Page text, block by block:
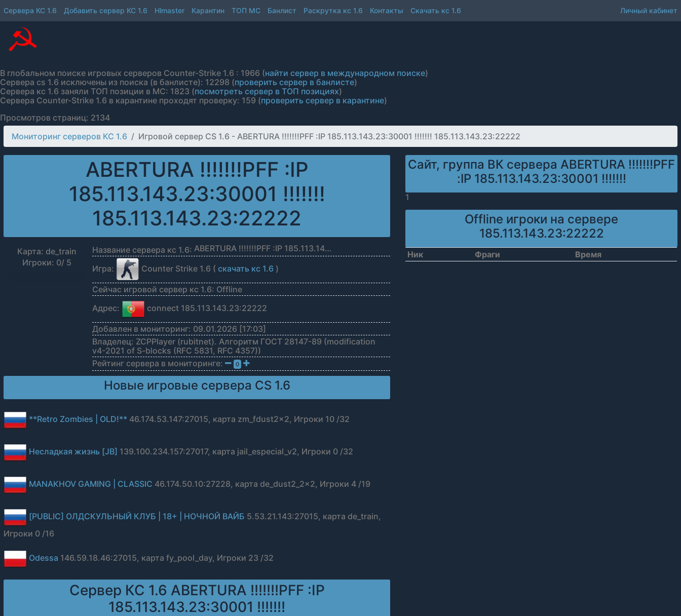
Сервера КС 1.6 Добавить сервер КС 1.6 Hlmaster Карантин ТОП МС Банлист Раскрутка кс 1.6 Контакты Скачать кс 1.6 Личный кабинет
В глобальном поиске игровых серверов Counter-Strike 1.6 : 1966 (найти сервер в международном поиске)
Сервера cs 1.6 исключены из поиска (в банлисте): 12298 (проверить сервер в банлисте)
Сервера кс 1.6 заняли ТОП позиции в МС: 1823 (посмотреть сервер в ТОП позициях)
Сервера Counter-Strike 1.6 в карантине проходят проверку: 159 (проверить сервер в карантине)
Просмотров страниц: 2134
Мониторинг серверов КС 1.6
Игровой сервер CS 1.6 - ABERTURA !!!!!!!PFF :IP 185.113.143.23:30001 !!!!!!! 185.113.143.23:22222
ABERTURA !!!!!!!PFF :IP
185.113.143.23:30001 !!!!!!!
185.113.143.23:22222
Карта: de_train
Игроки: 0/ 5
Название сервера кс 1.6: ABERTURA !!!!!!!PFF :IP 185.113.143.23:30001 !!!!!!!
Игра: Counter Strike 1.6 ( скачать кс 1.6 )
Сейчас игровой сервер кс 1.6: Offline
Адрес:
connect 185.113.143.23:22222
Добавлен в мониторинг: 09.01.2026 [17:03]
Владелец: ZCPPlayer (rubitnet). Алгоритм ГОСТ 28147-89 (modification
v4-2021 of S-blocks (RFC 5831, RFC 4357))
Рейтинг сервера в мониторинге:
0
Новые игровые сервера CS 1.6
**Retro Zombies | OLD!** 46.174.53.147:27015, карта zm_fdust2x2, Игроки 10 /32
Несладкая жизнь [JB] 139.100.234.157:27017, карта jail_especial_v2, Игроки 0 /32
MANAKHOV GAMING | CLASSIC 46.174.50.10:27228, карта de_dust2_2x2, Игроки 4 /19
[PUBLIC] ОЛДСКУЛЬНЫЙ КЛУБ | 18+ | НОЧНОЙ ВАЙБ 5.53.21.143:27015, карта de_train,
Игроки 0 /16
Odessa 146.59.18.46:27015, карта fy_pool_day, Игроки 23 /32
Сервер КС 1.6 ABERTURA !!!!!!!PFF :IP
185.113.143.23:30001 !!!!!!!
Сайт, группа ВК сервера ABERTURA !!!!!!!PFF
:IP 185.113.143.23:30001 !!!!!!!
1
Offline игроки на сервере
185.113.143.23:22222
Ник Фраги Время